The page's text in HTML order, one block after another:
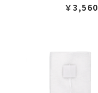
￥3,560